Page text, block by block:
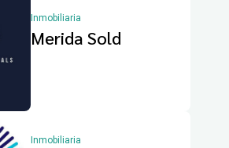
Inmobiliaria
Merida Sold
Inmobiliaria